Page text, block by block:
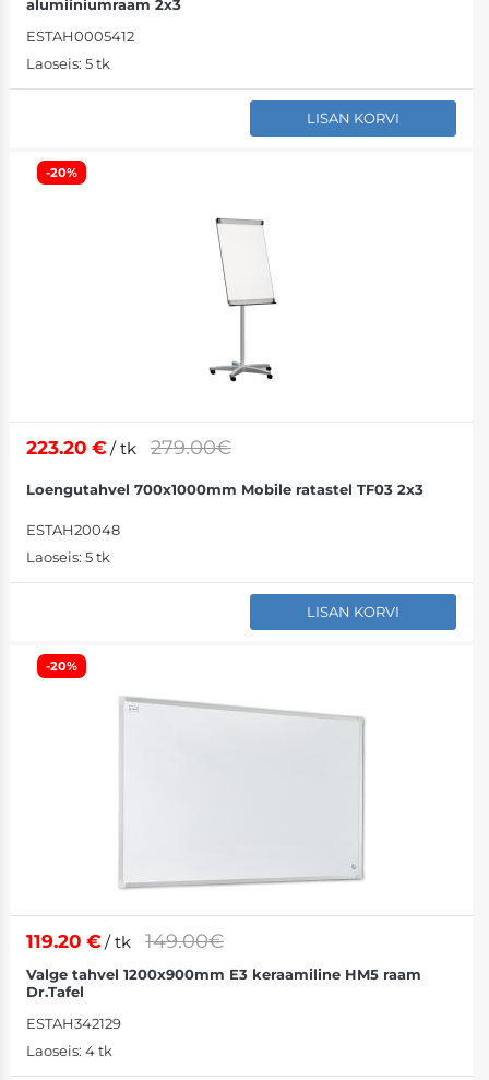
alumiiniumraam 2x3
ESTAH0005412
Laoseis: 5 tk
LISAN KORVI
-20%
223.20 €/ tk 279.00€
Loengutahvel 700x1000mm Mobile ratastel TF03 2x3
ESTAH20048
Laoseis: 5 tk
LISAN KORVI
-20%
119.20 €/ tk 149.00€
Valge tahvel 1200x900mm E3 keraamiline HM5 raam
Dr.Tafel
ESTAH342129
Laoseis: 4 tk